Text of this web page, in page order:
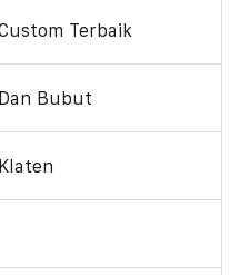
Terbaik
Bubut